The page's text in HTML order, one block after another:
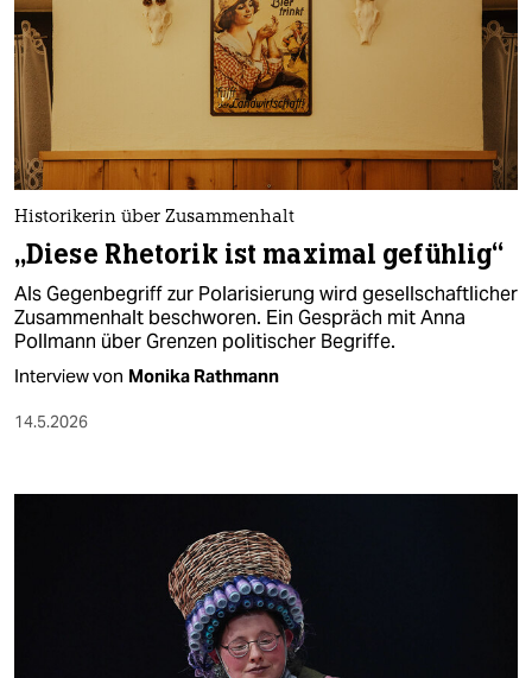
Historikerin über Zusammenhalt
„Diese Rhetorik ist maximal gefühlig“
Als Gegenbegriff zur Polarisierung wird gesellschaftlicher
Zusammenhalt beschworen. Ein Gespräch mit Anna
Pollmann über Grenzen politischer Begriffe.
Interview von Monika Rathmann
14.5.2026